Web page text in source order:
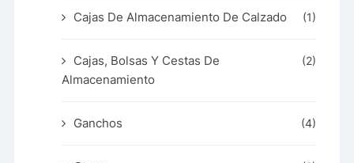
Cajas De Almacenamiento De Calzado (1)
Cajas, Bolsas Y Cestas De
Almacenamiento
(2)
Ganchos (4)